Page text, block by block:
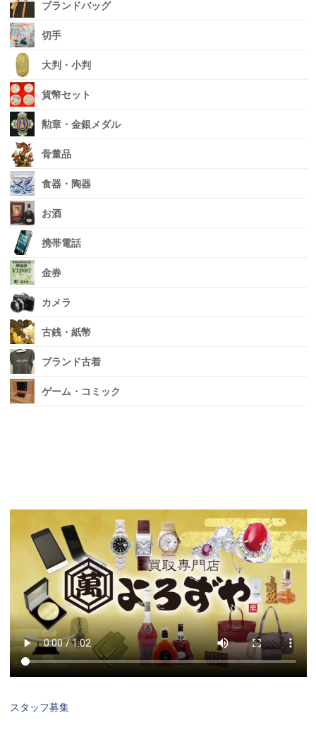
ブランドバッグ
切手
大判・小判
貨幣セット
勲章・金銀メダル
骨董品
食器・陶器
お酒
携帯電話
金券
カメラ
古銭・紙幣
ブランド古着
ゲーム・コミック
スタッフ募集